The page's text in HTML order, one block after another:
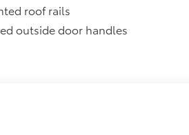
roof rails
outside door handles